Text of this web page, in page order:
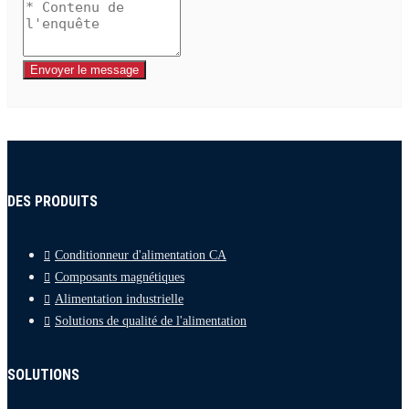
Envoyer le message
DES PRODUITS
Conditionneur d'alimentation CA
Composants magnétiques
Alimentation industrielle
Solutions de qualité de l'alimentation
SOLUTIONS